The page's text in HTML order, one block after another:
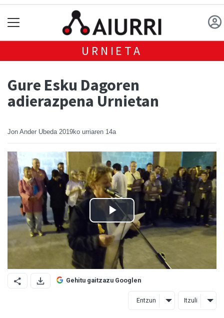
URNIETA
Gure Esku Dagoren
adierazpena Urnietan
Jon Ander Ubeda 2019ko urriaren 14a
Gehitu gaitzazu Googlen
Entzun Itzuli